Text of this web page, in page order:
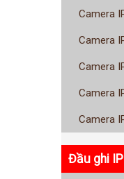
Camera
Camera
Camera
Camera
Camera
Đầu ghi IP